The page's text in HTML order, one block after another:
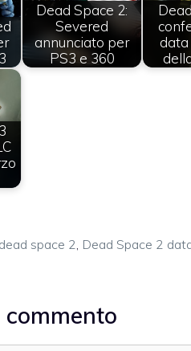
Dead Space 2:
Severed
annunciato per
PS3 e 360
data
dead space 2 Dead Space 2
commento